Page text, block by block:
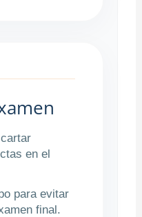
en el
para evitar
final.